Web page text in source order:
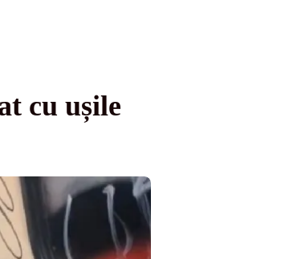
cu ușile